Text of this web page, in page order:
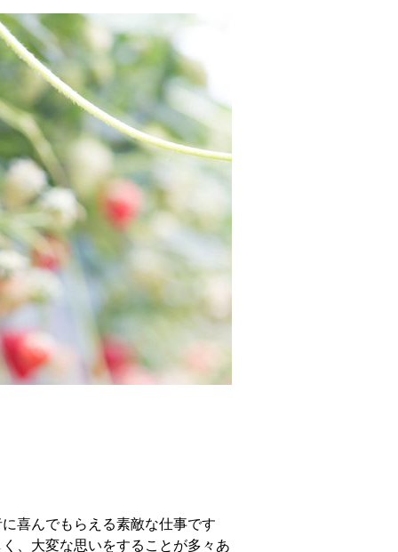
喜んでもらえる素敵な仕事です
、大変な思いをすることが多々あ